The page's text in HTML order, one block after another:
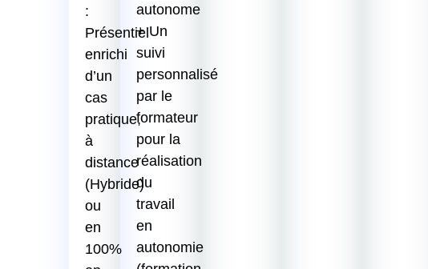
:
Présentiel
enrichi
d’un
cas
pratique,
à
distance
(Hybride)
ou
en
100%
autonome
+ Un
suivi
personnalisé
par le
formateur
pour la
réalisation
du
travail
en
autonomie